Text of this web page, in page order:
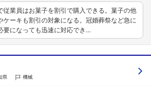
従業員はお菓子を割引で購入できる。菓子の他
ケーキも割引の対象になる。冠婚葬祭など急に
要になっても迅速に対応でき…
県 機械